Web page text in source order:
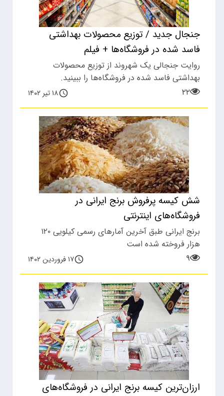
جنجال جدید / توزیع محصولات بهداشتی
فاسد شده در فروشگاه‌ها + فیلم
روایت جنجالی یک شهروند از توزیع محصولات
بهداشتی فاسد شده در فروشگاه‌ها را ببینید.
۲۲
۱۸ تیر ۱۴۰۲
شش کیسه پرفروش برنج ایرانی در
فروشگاه‌های اینترنتی
برنج ایرانی طبق آخرین آمارهای رسمی کیلویی ۱۲۰
هزار فروخته شده است
۹
۱۷ فروردین ۱۴۰۲
ارزان‌ترین کیسه برنج ایرانی در فروشگاه‌های